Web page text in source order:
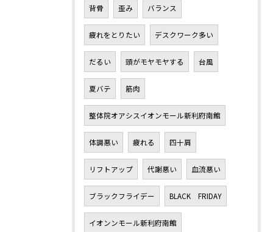
背骨 歪み バランス
疲れをとりたい デスクワーク多い
だるい 頭がモヤモヤする 台風
夏バテ 筋肉
整体院オアシスイオンモール新利府南館
体調悪い 疲れる 四十肩
リフトアップ 代謝悪い 血流悪い
ブラックフライデー BLACK FRIDAY
イオンンモール新利府南館